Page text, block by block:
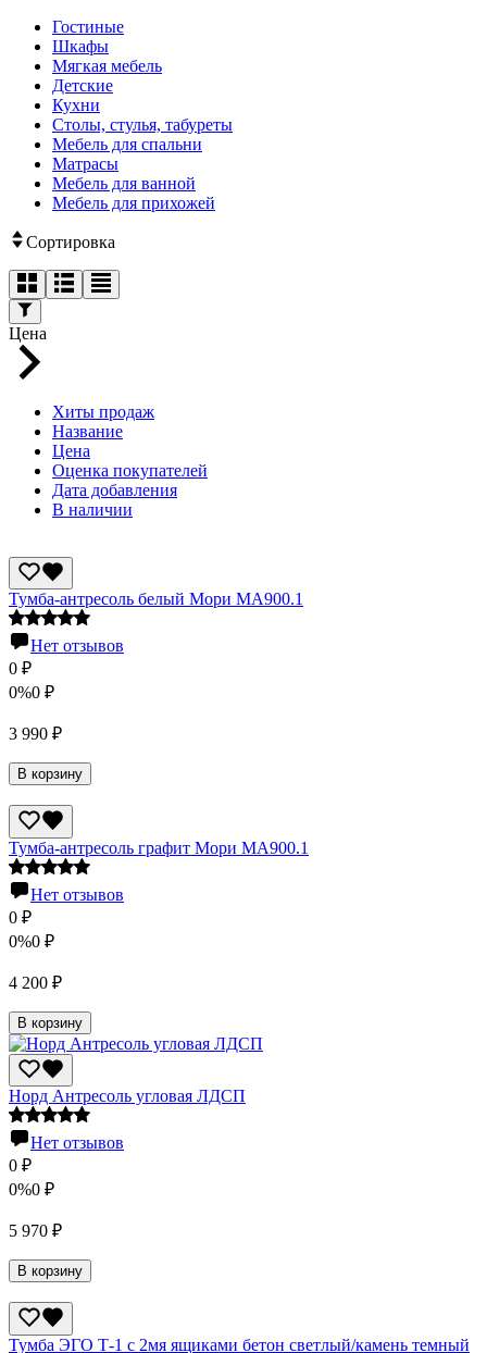
Гостиные
Шкафы
Мягкая мебель
Детские
Кухни
Столы, стулья, табуреты
Мебель для спальни
Матрасы
Мебель для ванной
Мебель для прихожей
Сортировка
Цена
Хиты продаж
Название
Цена
Оценка покупателей
Дата добавления
В наличии
Тумба-антресоль белый Мори МА900.1
Нет отзывов
0 ₽
0%0 ₽
3 990 ₽
В корзину
Тумба-антресоль графит Мори МА900.1
Нет отзывов
0 ₽
0%0 ₽
4 200 ₽
В корзину
Норд Антресоль угловая ЛДСП
Нет отзывов
0 ₽
0%0 ₽
5 970 ₽
В корзину
Тумба ЭГО Т-1 с 2мя ящиками бетон светлый/камень темный